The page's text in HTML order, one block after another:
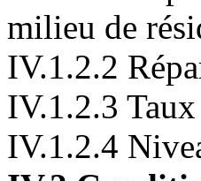
milieu de
IV.1.2.2
IV.1.2.3 Taux
IV.1.2.4